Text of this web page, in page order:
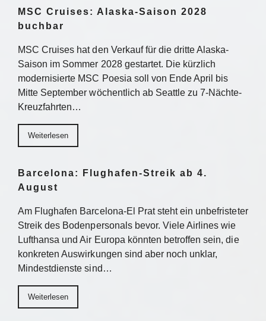
MSC Cruises: Alaska-Saison 2028
buchbar
MSC Cruises hat den Verkauf für die dritte Alaska-
Saison im Sommer 2028 gestartet. Die kürzlich
modernisierte MSC Poesia soll von Ende April bis
Mitte September wöchentlich ab Seattle zu 7-Nächte-
Kreuzfahrten…
Weiterlesen
Barcelona: Flughafen-Streik ab 4.
August
Am Flughafen Barcelona-El Prat steht ein unbefristeter
Streik des Bodenpersonals bevor. Viele Airlines wie
Lufthansa und Air Europa könnten betroffen sein, die
konkreten Auswirkungen sind aber noch unklar,
Mindestdienste sind…
Weiterlesen